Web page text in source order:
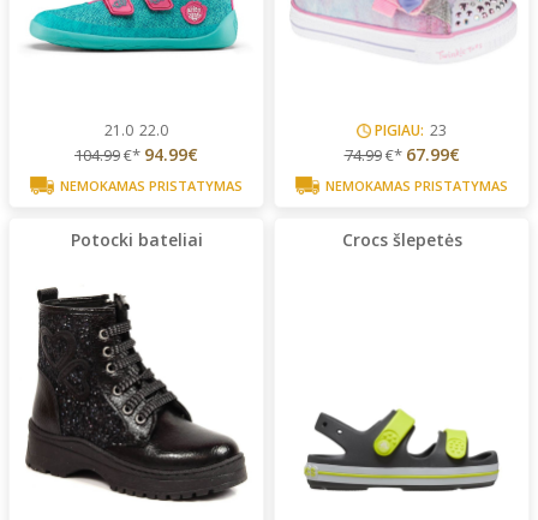
21.0 22.0
104.99€* 94.99€
NEMOKAMAS PRISTATYMAS
PIGIAU: 23
74.99€* 67.99€
NEMOKAMAS PRISTATYMAS
Potocki bateliai Crocs šlepetės